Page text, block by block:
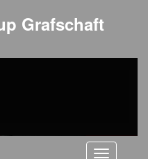
Grafschaft
Toggle